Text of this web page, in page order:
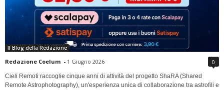
Il Blog della Redazione
Redazione Coelum - 1 Giugno 2026 0
Cieli Remoti raccoglie cinque anni di attività del progetto ShaRA (Shared
Remote Astrophotography), un'esperienza unica di collaborazione tra astrofili e